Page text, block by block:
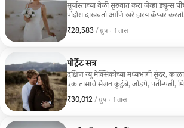
सूर्यास्ताच्या वेळी सुरुवात करा जेव्हा ड्यून्स
पोझेस दाखवतो आणि खरे हास्य कॅप्चर करतो.
₹28,583 / ग्रुप
₹28,583, प्रति ग्रुप
, · 1 तास
पोर्ट्रेट सत्र
दक्षिण न्यू मेक्सिकोच्या मध्यभागी सुंदर,
एक तासाचे सेशन कुटुंबे, जोडपे, पती-पत्नी,
वैयक्तिक गॅलरीमध्ये डिलिव्हर केले जातात)
₹30,012 / ग्रुप
₹30,012, प्रति ग्रुप
, · 1 तास